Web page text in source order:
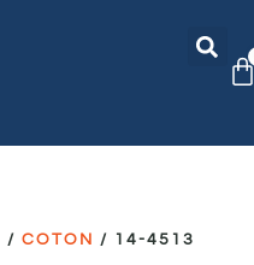
/COTON / 14-4513